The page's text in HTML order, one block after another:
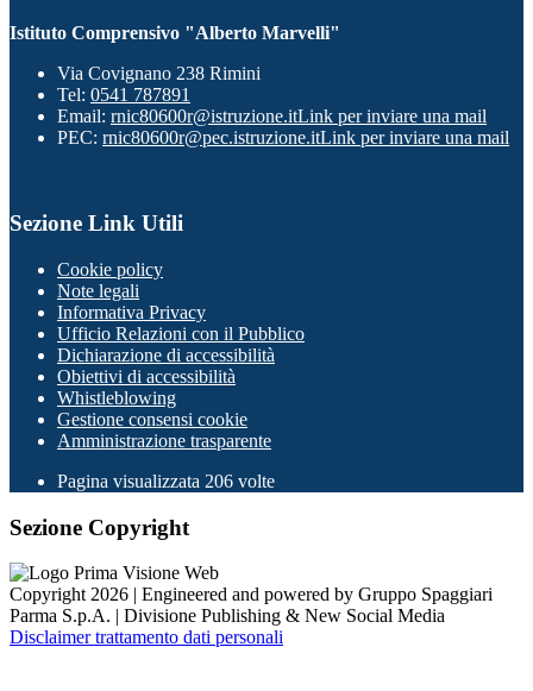
Istituto Comprensivo "Alberto Marvelli"
Via Covignano 238 Rimini
Tel: 0541 787891
Email: rnic80600r@istruzione.itLink per inviare una mail
PEC: rnic80600r@pec.istruzione.itLink per inviare una mail
Sezione Link Utili
Cookie policy
Note legali
Informativa Privacy
Ufficio Relazioni con il Pubblico
Dichiarazione di accessibilità
Obiettivi di accessibilità
Whistleblowing
Gestione consensi cookie
Amministrazione trasparente
Pagina visualizzata 206 volte
Sezione Copyright
Copyright 2026 | Engineered and powered by Gruppo Spaggiari
Parma S.p.A. | Divisione Publishing & New Social Media
Disclaimer trattamento dati personali